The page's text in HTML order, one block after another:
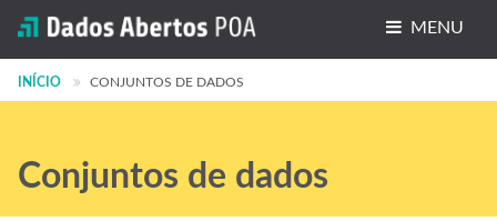
MENU
Conjuntos de dados
Grupos
INÍCIO CONJUNTOS DE DADOS
Conjuntos de dados